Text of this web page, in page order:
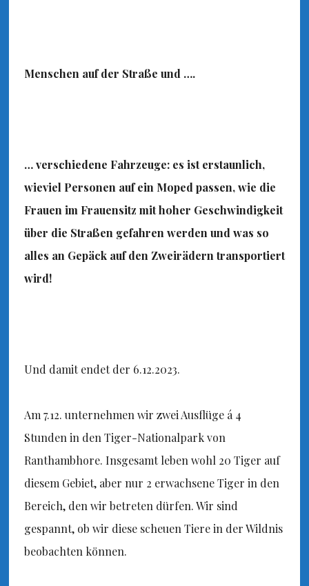
Menschen auf der Straße und ….
… verschiedene Fahrzeuge: es ist erstaunlich,
wieviel Personen auf ein Moped passen, wie die
Frauen im Frauensitz mit hoher Geschwindigkeit
über die Straßen gefahren werden und was so
alles an Gepäck auf den Zweirädern transportiert
wird!
Und damit endet der 6.12.2023.
Am 7.12. unternehmen wir zwei Ausflüge á 4
Stunden in den Tiger-Nationalpark von
Ranthambhore. Insgesamt leben wohl 20 Tiger auf
diesem Gebiet, aber nur 2 erwachsene Tiger in den
Bereich, den wir betreten dürfen. Wir sind
gespannt, ob wir diese scheuen Tiere in der Wildnis
beobachten können.